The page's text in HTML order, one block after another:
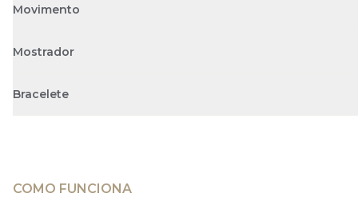
Movimento
Mostrador
Bracelete
COMO FUNCIONA